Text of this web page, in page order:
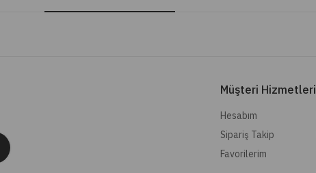
Müşteri Hizmetleri
Hesabım
Sipariş Takip
Favorilerim